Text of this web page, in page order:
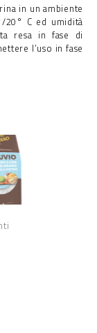
in un ambiente
20° C ed umidità
resa in fase di
l’uso in fase